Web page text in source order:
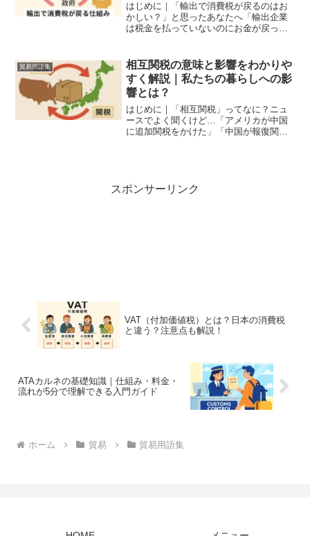
はじめに｜「輸出で消費税が戻るのはお
かしい？」と思ったあなたへ「輸出企業
は税金を払っていないのにお金が戻って
人は少なくありません。SNSでも、「輸
出企業だけ得している」...
貿易用語集
相互関税の意味と影響をわかりや
すく解説｜私たちの暮らしへの影
響とは？
はじめに｜「相互関税」ってなに？ニュ
ースでよく聞くけど…「アメリカが中国
に追加関税をかけた」「中国が報復関税
スポンサーリンク
VAT（付加価値税）とは？日本の消費税
と違う？注意点も解説！
ATAカルネの基礎知識｜仕組み・料金・
流れが5分で理解できる入門ガイド
ホーム 貿易 貿易用語集